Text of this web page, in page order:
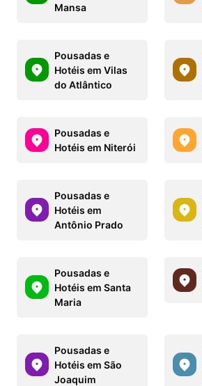
Mansa
Pousadas e
Hotéis em Vilas
do Atlântico
Pousadas e
Hotéis em Niterói
Pousadas e
Hotéis em
Antônio Prado
Pousadas e
Hotéis em Santa
Maria
Pousadas e
Hotéis em São
Joaquim